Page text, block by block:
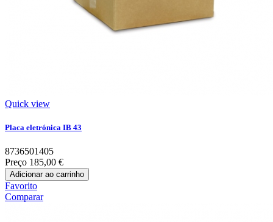
Quick view
Placa eletrónica IB 43
8736501405
Preço 185,00 €
Adicionar ao carrinho
Favorito
Comparar